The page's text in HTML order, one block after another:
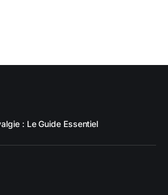
: Le Guide Essentiel